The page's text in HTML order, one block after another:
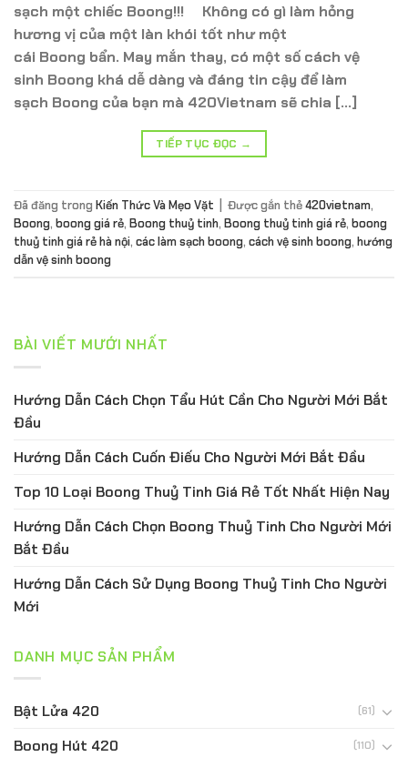
sạch một chiếc Boong!!! Không có gì làm hỏng
hương vị của một làn khói tốt như một
cái Boong bẩn. May mắn thay, có một số cách vệ
sinh Boong khá dễ dàng và đáng tin cậy để làm
sạch Boong của bạn mà 420Vietnam sẽ chia […]
TIẾP TỤC ĐỌC →
Đã đăng trong Kiến Thức Và Mẹo Vặt Được gắn thẻ420vietnam,
Boong, boong giá rẻ, Boong thuỷ tinh, Boong thuỷ tinh giá rẻ, boong
thuỷ tinh giá rẻ hà nội, các làm sạch boong, cách vệ sinh boong, hướng
dẫn vệ sinh boong
BÀI VIẾT MƯỚI NHẤT
Hướng Dẫn Cách Chọn Tẩu Hút Cần Cho Người Mới Bắt
Đầu
Hướng Dẫn Cách Cuốn Điếu Cho Người Mới Bắt Đầu
Top 10 Loại Boong Thuỷ Tinh Giá Rẻ Tốt Nhất Hiện Nay
Hướng Dẫn Cách Chọn Boong Thuỷ Tinh Cho Người Mới
Bắt Đầu
Hướng Dẫn Cách Sử Dụng Boong Thuỷ Tinh Cho Người
Mới
DANH MỤC SẢN PHẨM
Bật Lửa 420 (61)
Boong Hút 420 (110)